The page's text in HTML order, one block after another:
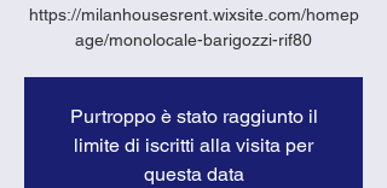
https://milanhousesrent.wixsite.com/homep
age/monolocale-barigozzi-rif80
Purtroppo è stato raggiunto il
limite di iscritti alla visita per
questa data